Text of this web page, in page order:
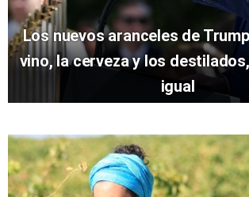
Los nuevos aranceles de
vino, la cerveza y los
igual